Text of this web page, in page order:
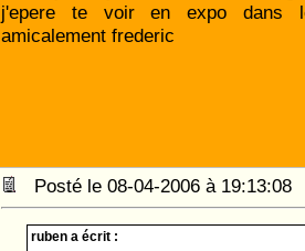
j'epere te voir en expo dans
amicalement frederic
Posté le 08-04-2006 à
ruben a écrit :